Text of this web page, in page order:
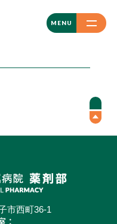
MENU
CLOSE
市西町36-1
：